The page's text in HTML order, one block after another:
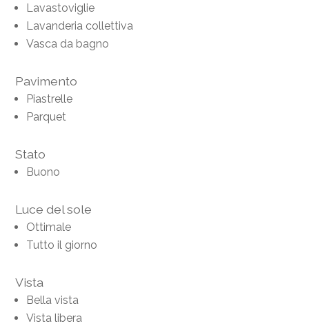
Lavastoviglie
Lavanderia collettiva
Vasca da bagno
Pavimento
Piastrelle
Parquet
Stato
Buono
Luce del sole
Ottimale
Tutto il giorno
Vista
Bella vista
Vista libera